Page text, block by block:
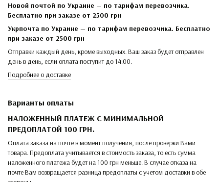
Новой почтой по Украине — по тарифам перевозчика.
Бесплатно при заказе от 2500 грн
Укрпочта по Украине — по тарифам перевозчика. Бесплатно
при заказе от 2500 грн
Отправки каждый день, кроме выходных. Ваш заказ будет отправлен
день в день, если оплата поступит до 14:00.
Подробнее о доставке
Варианты оплаты
НАЛОЖЕННЫЙ ПЛАТЕЖ С МИНИМАЛЬНОЙ
ПРЕДОПЛАТОЙ 100 ГРН.
Оплата заказа на почте в момент получения, после проверки Вами
товара. Предоплата учитывается в стоимость заказа, то есть сумма
наложенного платежа будет на 100 грн меньше. В случае отказа на
почте Вам возвращается разница предоплаты с учетом доставки в обе